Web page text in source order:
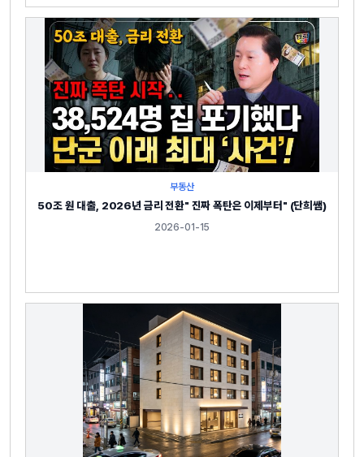
부동산
50조 원 대출, 2026년 금리 전환" 진짜 폭탄은 이제부터" (단희쌤)
2026-01-15